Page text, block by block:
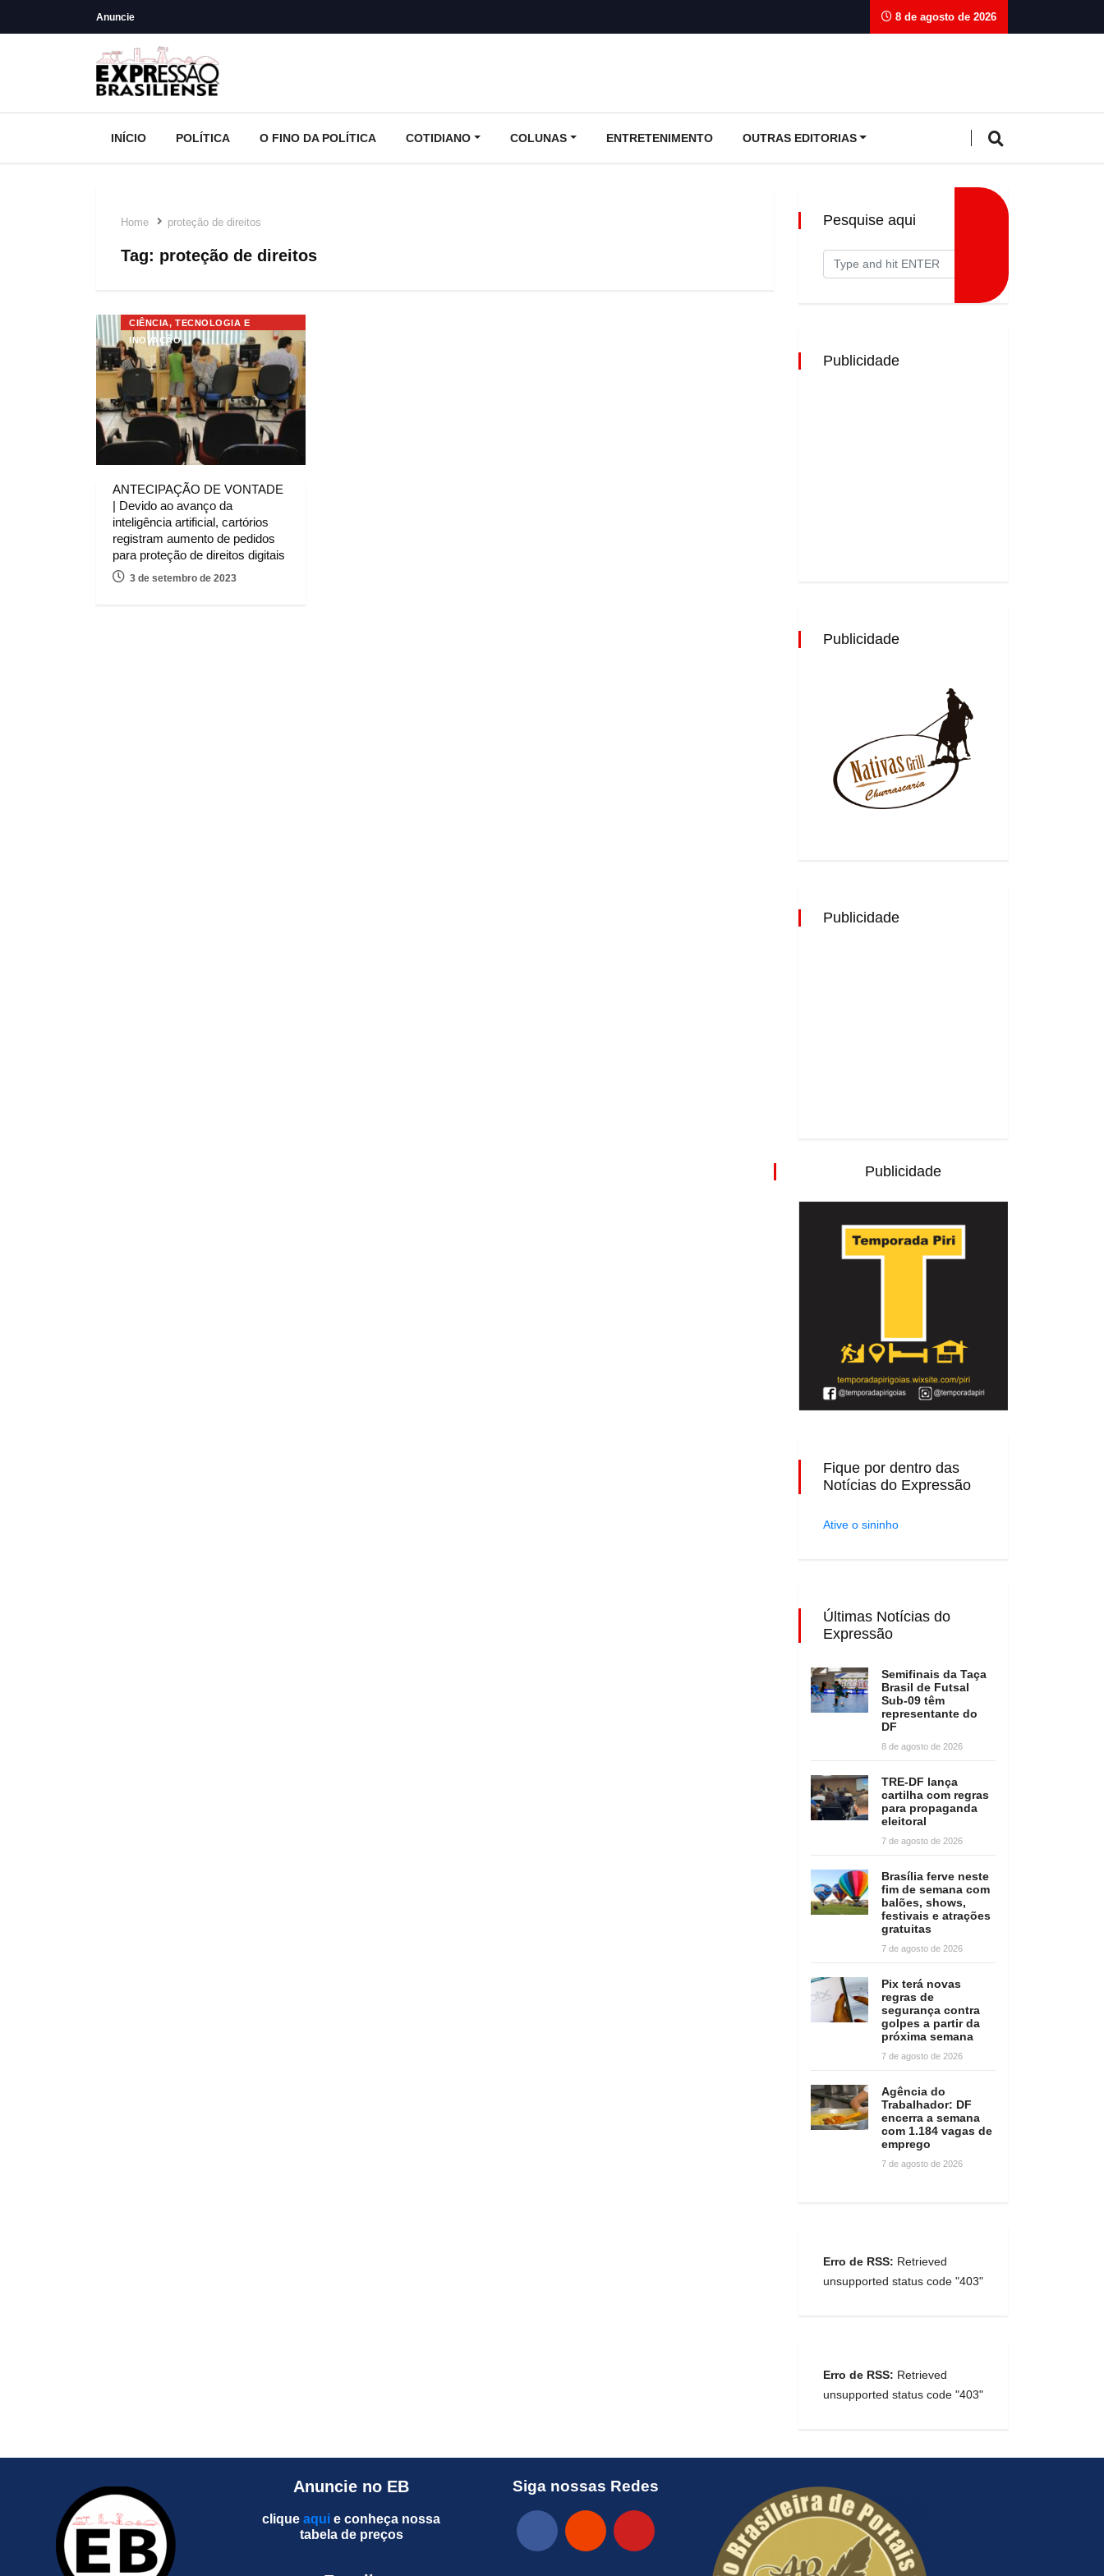
Anuncie 8 de agosto de 2026
INÍCIO POLÍTICA O FINO DA POLÍTICA COTIDIANO COLUNAS ENTRETENIMENTO OUTRAS EDITORIAS
Home proteção de direitos
Tag: proteção de direitos
CIÊNCIA, TECNOLOGIA E
INOVAÇÃO
ANTECIPAÇÃO DE VONTADE
| Devido ao avanço da
inteligência artificial, cartórios
registram aumento de pedidos
para proteção de direitos digitais
3 de setembro de 2023
Pesquise aqui
Publicidade
Publicidade
Publicidade
Publicidade
Fique por dentro das
Notícias do Expressão
Ative o sininho
Últimas Notícias do
Expressão
Semifinais da Taça
Brasil de Futsal
Sub-09 têm
representante do
DF
8 de agosto de 2026
TRE-DF lança
cartilha com regras
para propaganda
eleitoral
7 de agosto de 2026
Brasília ferve neste
fim de semana com
balões, shows,
festivais e atrações
gratuitas
7 de agosto de 2026
Pix terá novas
regras de
segurança contra
golpes a partir da
próxima semana
7 de agosto de 2026
Agência do
Trabalhador: DF
encerra a semana
com 1.184 vagas de
emprego
7 de agosto de 2026
Erro de RSS: Retrieved
unsupported status code "403"
Erro de RSS: Retrieved
unsupported status code "403"
Anuncie no EB
clique aqui e conheça nossa
tabela de preços
Siga nossas Redes